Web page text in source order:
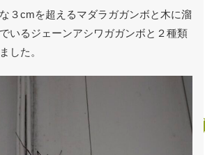
３cmを超えるマダラガガンボと木に溜
いるジェーンアシワガガンボと２種類
した。